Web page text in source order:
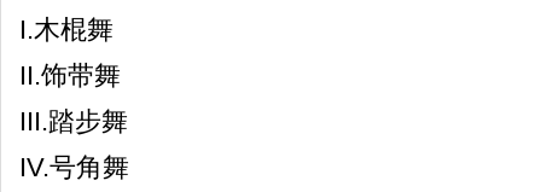
I.木棍舞
II.饰带舞
III.踏步舞
IV.号角舞